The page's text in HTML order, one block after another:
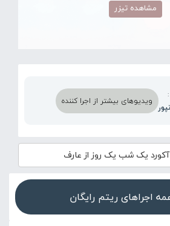
مشاهده تیزر
: ویدیوهای بیشتر از اجرا کننده
یک شب یک روز از عارف
اجراهای ریتم رایگان